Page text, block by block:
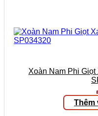
Xoàn Nam Phi
Thêm